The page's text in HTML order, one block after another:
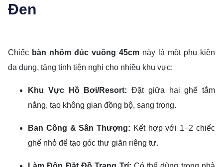
Đen
Chiếc bàn nhôm đúc vuông 45cm này là một phụ kiện
đa dụng, tăng tính tiện nghi cho nhiều khu vực:
Khu Vực Hồ Bơi/Resort: Đặt giữa hai ghế tắm
nắng, tạo không gian đồng bộ, sang trọng.
Ban Công & Sân Thượng: Kết hợp với 1−2 chiếc
ghế nhỏ để tạo góc thư giãn riêng tư.